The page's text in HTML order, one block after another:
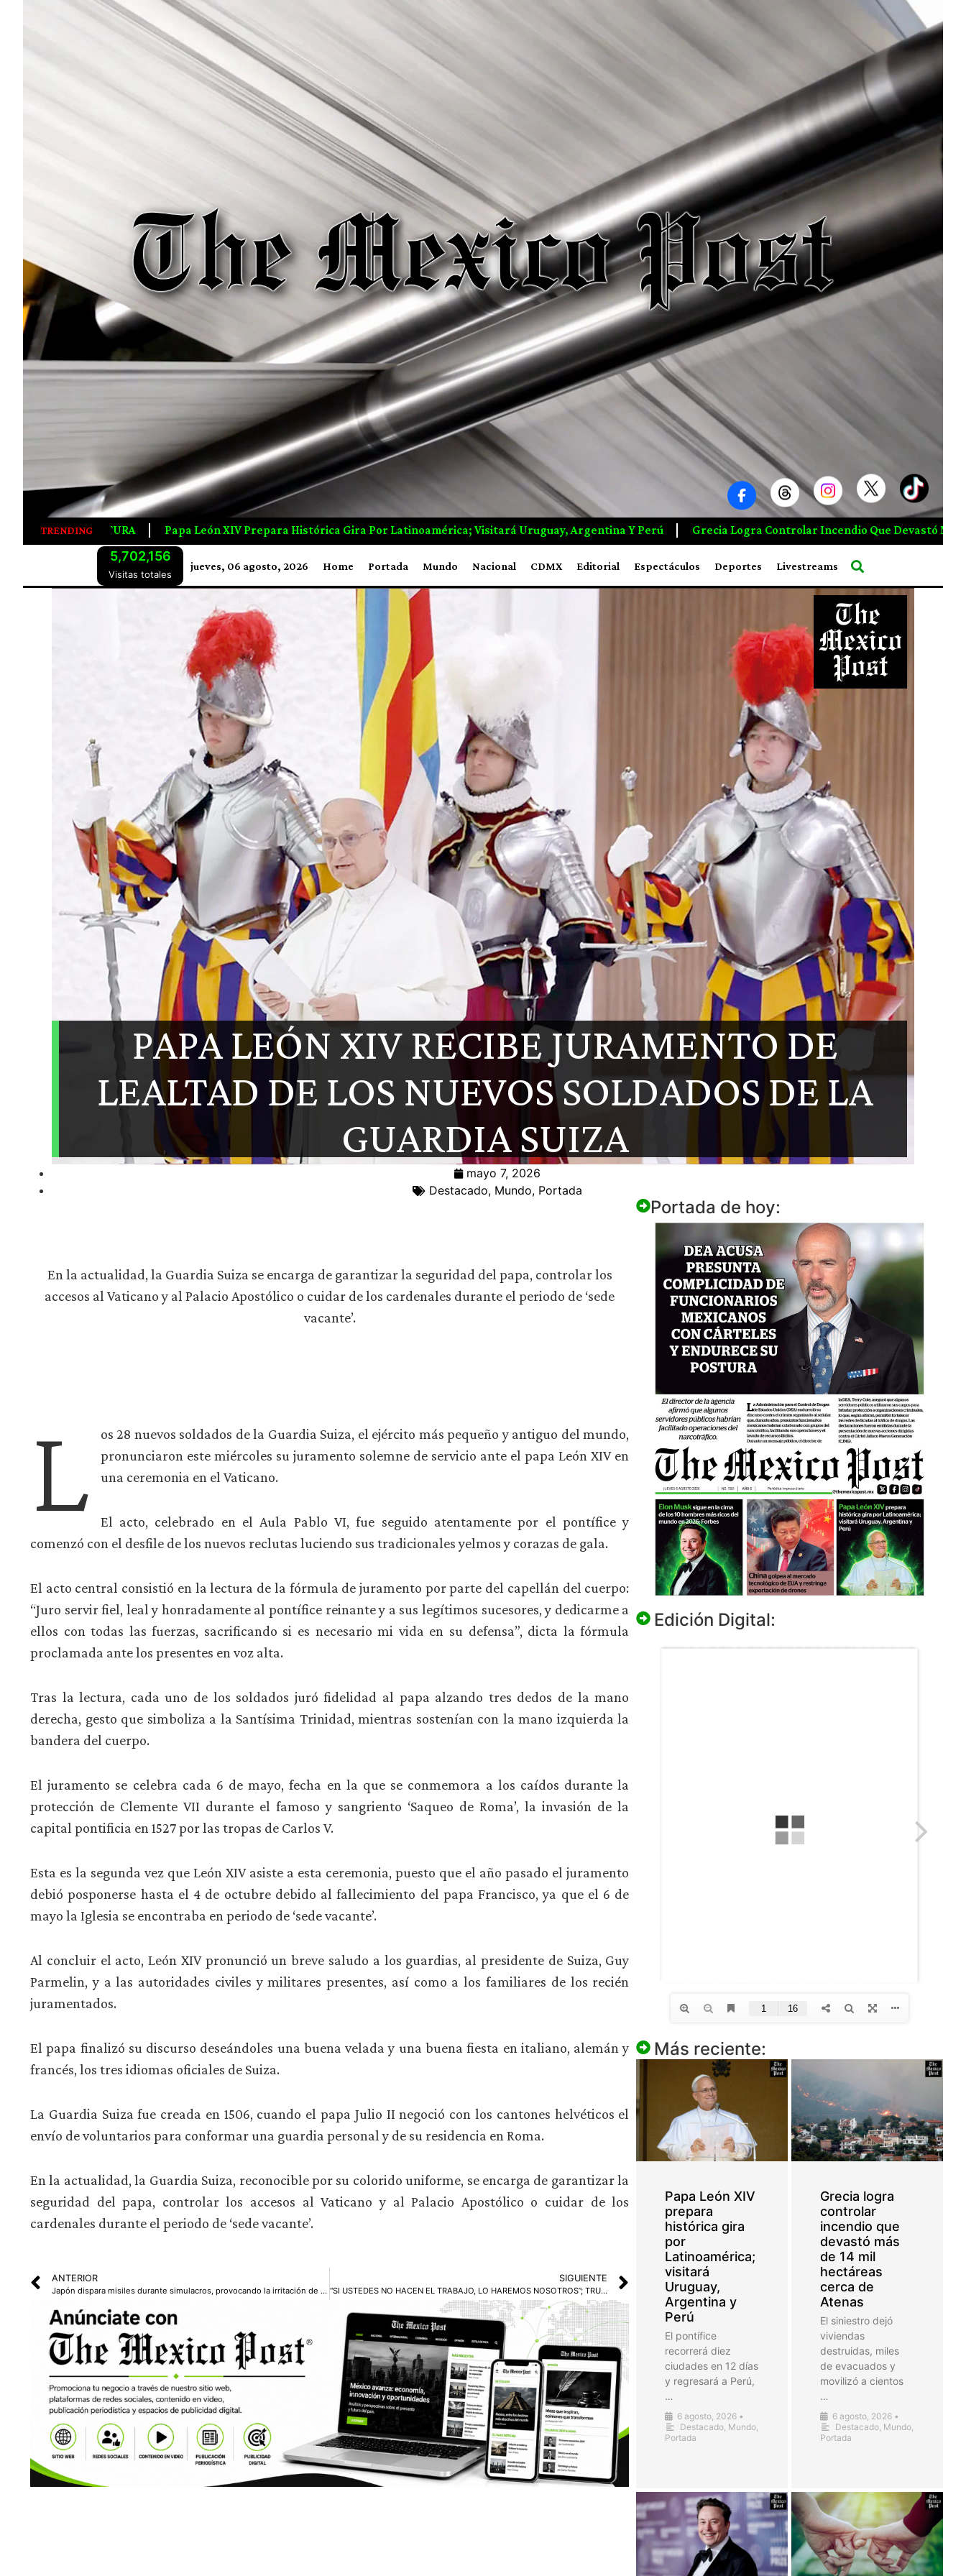
TRENDING
XIV Prepara Histórica Gira Por Latinoamérica; Visitará Uruguay, Argentina Y Perú Grecia Logra Controlar Incendio Que Devastó Más De 14 Mil Hectáreas Cerca De Atenas
Visitas totales
5,702,156
jueves, 06 agosto, 2026 Home Portada Mundo Nacional CDMX Editorial Espectáculos Deportes Livestreams
PAPA LEÓN XIV RECIBE JURAMENTO DE
LEALTAD DE LOS NUEVOS SOLDADOS DE LA
GUARDIA SUIZA
mayo 7, 2026
Destacado, Mundo, Portada
En la actualidad, la Guardia Suiza se encarga de garantizar la seguridad del papa, controlar los
accesos al Vaticano y al Palacio Apostólico o cuidar de los cardenales durante el periodo de ‘sede
vacante’.
L
os 28 nuevos soldados de la Guardia Suiza, el ejército más pequeño y antiguo del mundo,
pronunciaron este miércoles su juramento solemne de servicio ante el papa León XIV en
una ceremonia en el Vaticano.
El acto, celebrado en el Aula Pablo VI, fue seguido atentamente por el pontífice y
comenzó con el desfile de los nuevos reclutas luciendo sus tradicionales yelmos y corazas de gala.
El acto central consistió en la lectura de la fórmula de juramento por parte del capellán del cuerpo:
“Juro servir fiel, leal y honradamente al pontífice reinante y a sus legítimos sucesores, y dedicarme a
ellos con todas las fuerzas, sacrificando si es necesario mi vida en su defensa”, dicta la fórmula
proclamada ante los presentes en voz alta.
Tras la lectura, cada uno de los soldados juró fidelidad al papa alzando tres dedos de la mano
derecha, gesto que simboliza a la Santísima Trinidad, mientras sostenían con la mano izquierda la
bandera del cuerpo.
El juramento se celebra cada 6 de mayo, fecha en la que se conmemora a los caídos durante la
protección de Clemente VII durante el famoso y sangriento ‘Saqueo de Roma’, la invasión de la
capital pontificia en 1527 por las tropas de Carlos V.
Esta es la segunda vez que León XIV asiste a esta ceremonia, puesto que el año pasado el juramento
debió posponerse hasta el 4 de octubre debido al fallecimiento del papa Francisco, ya que el 6 de
mayo la Iglesia se encontraba en periodo de ‘sede vacante’.
Al concluir el acto, León XIV pronunció un breve saludo a los guardias, al presidente de Suiza, Guy
Parmelin, y a las autoridades civiles y militares presentes, así como a los familiares de los recién
juramentados.
El papa finalizó su discurso deseándoles una buena velada y una buena fiesta en italiano, alemán y
francés, los tres idiomas oficiales de Suiza.
La Guardia Suiza fue creada en 1506, cuando el papa Julio II negoció con los cantones helvéticos el
envío de voluntarios para conformar una guardia personal y de su residencia en Roma.
En la actualidad, la Guardia Suiza, reconocible por su colorido uniforme, se encarga de garantizar la
seguridad del papa, controlar los accesos al Vaticano y al Palacio Apostólico o cuidar de los
cardenales durante el periodo de ‘sede vacante’.
ANTERIOR
Japón dispara misiles durante simulacros, provocando la irritación de China
SIGUIENTE
“SI USTEDES NO HACEN EL TRABAJO, LO HAREMOS NOSOTROS”; TRUMP LANZA AMENAZA A MÉXICO
Portada de hoy:
Edición Digital:
Más reciente:
Papa León XIV
prepara
histórica gira
por
Latinoamérica;
visitará
Uruguay,
Argentina y
Perú
El pontífice
recorrerá diez
ciudades en 12 días
y regresará a Perú,
…
6 agosto, 2026 •
Destacado Mundo
Portada
Grecia logra
controlar
incendio que
devastó más
de 14 mil
hectáreas
cerca de
Atenas
El siniestro dejó
viviendas
destruidas, miles
de evacuados y
movilizó a cientos
…
6 agosto, 2026 •
Destacado Mundo
Portada